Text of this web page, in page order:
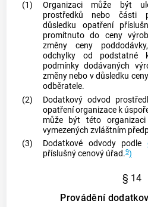
(1)
Organizaci může být
prostředků nebo části
důsledku opatření
promítnuto do ceny
změny ceny
odchylky od podstatné
podmínky dodávaných
změny nebo v důsledku
odběratele.
(2)
Dodatkový odvod
opatření organizace k
může být této
vymezených zvláštním
(3)
Dodatkové odvody podle
příslušný cenový úřad.9)
§ 14
Provádění